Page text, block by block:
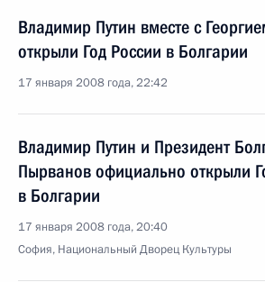
Владимир Путин вместе с
открыли Год России в Болгарии
17 января 2008 года, 22:42
Владимир Путин и Президент
Пырванов официально открыли
в Болгарии
17 января 2008 года, 20:40
София, Национальный Дворец Культуры